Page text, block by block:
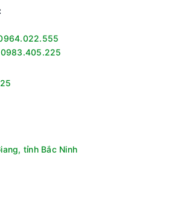
0983.405.225
tỉnh Bắc Ninh